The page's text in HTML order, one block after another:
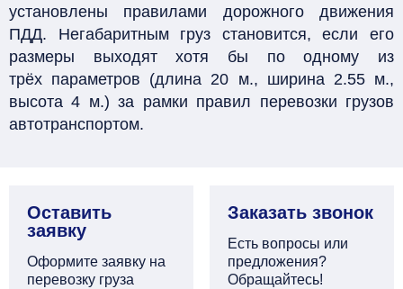
установлены правилами дорожного движения
ПДД. Негабаритным груз становится, если его
размеры выходят хотя бы по одному из
трёх параметров (длина 20 м., ширина 2.55 м.,
высота 4 м.) за рамки правил перевозки грузов
автотранспортом.
Оставить
заявку
Оформите заявку на
перевозку груза
Заказать звонок
Есть вопросы или
предложения?
Обращайтесь!